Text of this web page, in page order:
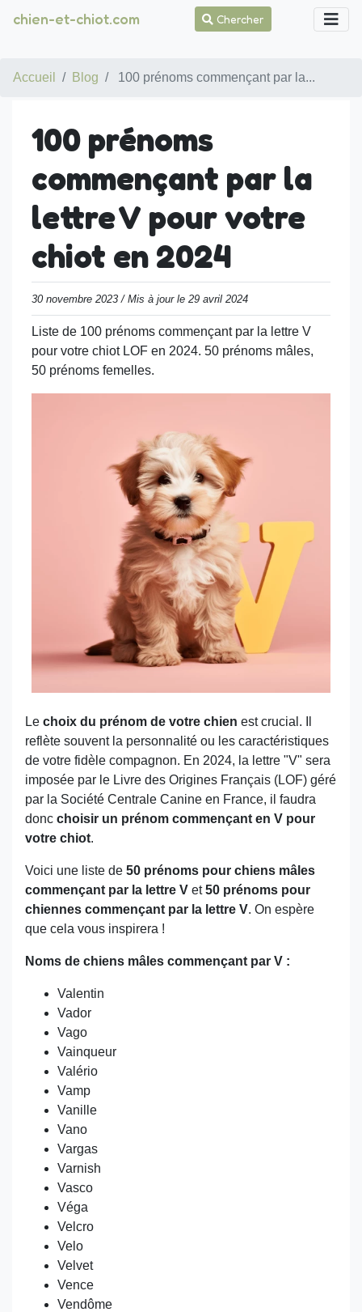
chien-et-chiot.com Chercher
Accueil Blog 100 prénoms commençant par la...
100 prénoms
commençant par la
lettre V pour votre
chiot en 2024
30 novembre 2023 / Mis à jour le 29 avril 2024
Liste de 100 prénoms commençant par la lettre V
pour votre chiot LOF en 2024. 50 prénoms mâles,
50 prénoms femelles.
Le choix du prénom de votre chien est crucial. Il
reflète souvent la personnalité ou les caractéristiques
de votre fidèle compagnon. En 2024, la lettre "V" sera
imposée par le Livre des Origines Français (LOF) géré
par la Société Centrale Canine en France, il faudra
donc choisir un prénom commençant en V pour
votre chiot.
Voici une liste de 50 prénoms pour chiens mâles
commençant par la lettre V et50 prénoms pour
chiennes commençant par la lettre V. On espère
que cela vous inspirera !
Noms de chiens mâles commençant par V :
Valentin
Vador
Vago
Vainqueur
Valério
Vamp
Vanille
Vano
Vargas
Varnish
Vasco
Véga
Velcro
Velo
Velvet
Vence
Vendôme